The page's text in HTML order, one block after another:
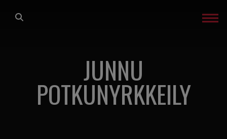
Vapaaottelu
Brasilialainen jujutsu
JUNNU
POTKUNYRKKEILY